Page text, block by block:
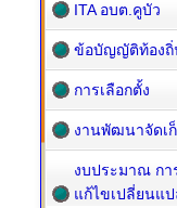
ITA อบต.คูบัว
ข้อบัญญัติท้องถิ่
การเลือกตั้ง
งานพัฒนาจัดเ
งบประมาณ กา
แก้ไขเปลี่ยนแป